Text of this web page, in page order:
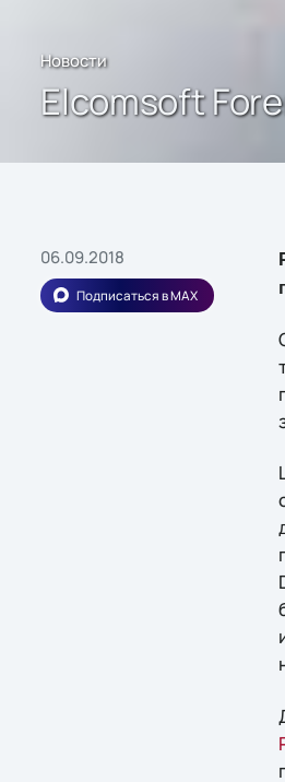
Новости
Elcomsoft
06.09.2018
Подписаться в MAX